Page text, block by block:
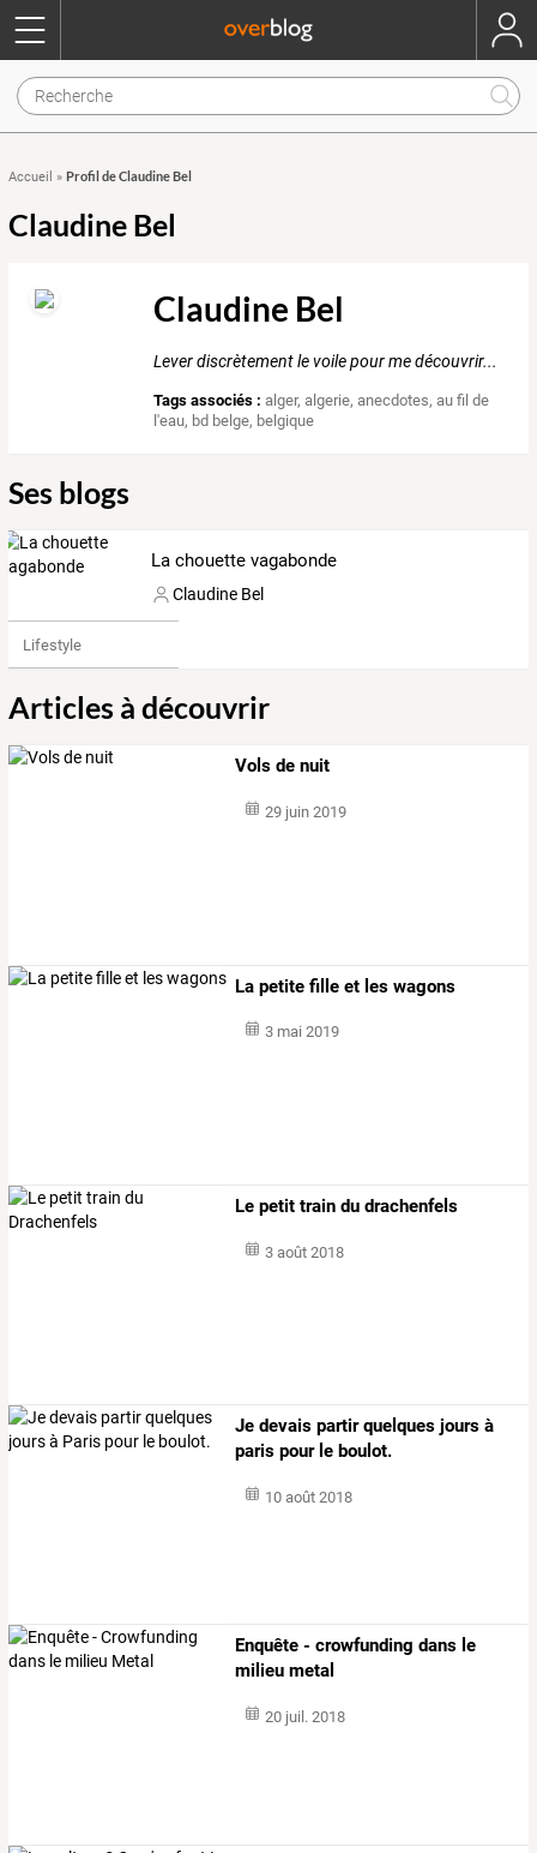
Accueil » Profil de Claudine Bel
Claudine Bel
Claudine Bel
Lever discrètement le voile pour me découvrir...
Tags associés : alger,algerie,anecdotes,au fil de
l'eau, bd belge, belgique
Ses blogs
La chouette vagabonde
Claudine Bel
Lifestyle
Articles à découvrir
Vols de nuit
29 juin 2019
La petite fille et les wagons
3 mai 2019
Le petit train du drachenfels
3 août 2018
Je devais partir quelques jours à
paris pour le boulot.
10 août 2018
Enquête - crowfunding dans le
milieu metal
20 juil. 2018